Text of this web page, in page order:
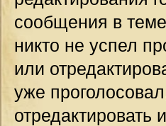
сообщения в
никто не успел
или
уже
отредактировать